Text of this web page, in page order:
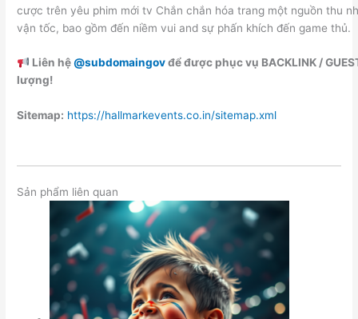
cược trên yêu phim mới tv Chắn chắn hóa trang một nguồn thu
vận tốc, bao gồm đến niềm vui and sự phấn khích đến game thủ.
Liên hệ@subdomaingovđể được phục vụ BACKLINK /
lượng!
Sitemap: https://hallmarkevents.co.in/sitemap.xml
Sản phẩm liên quan